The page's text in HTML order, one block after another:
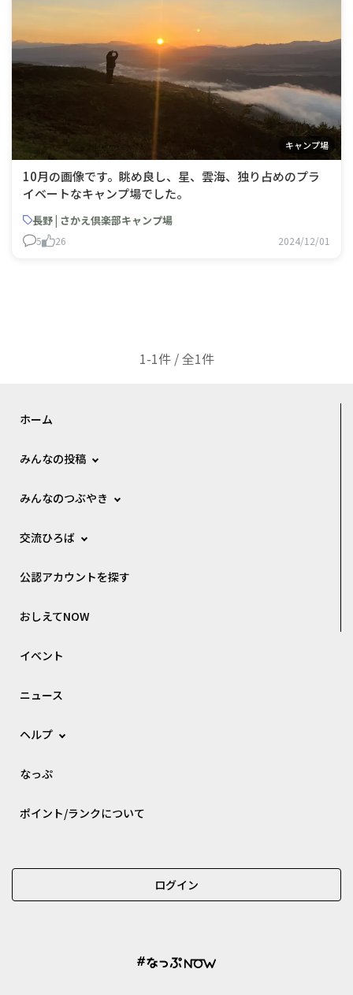
キャンプ場
10月の画像です。眺め良し、星、雲海、独り占めのプラ
イベートなキャンプ場でした。
長野 | さかえ倶楽部キャンプ場
5 26 2024/12/01
1-1件 / 全1件
ホーム
みんなの投稿
みんなのつぶやき
交流ひろば
公認アカウントを探す
おしえてNOW
イベント
ニュース
ヘルプ
なっぷ
ポイント/ランクについて
ログイン